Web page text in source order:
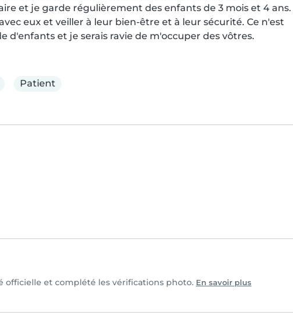
et je garde régulièrement des enfants de 3 mois et 4 ans.
eux et veiller à leur bien-être et à leur sécurité. Ce n'est
d'enfants et je serais ravie de m'occuper des vôtres.
Patient
officielle et complété les vérifications photo. En savoir plus